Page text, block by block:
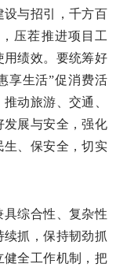
设与招引，千方百
压茬推进项目工
用绩效。要统筹好
享生活”促消费活
动旅游、交通、
发展与安全，强化
生、保安全，切实
综合性、复杂性
抓，保持韧劲抓
健全工作机制，把